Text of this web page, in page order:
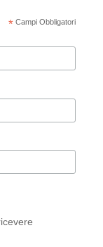
* Campi Obbligatori